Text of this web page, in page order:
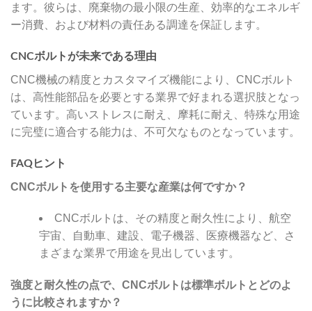
ます。彼らは、廃棄物の最小限の生産、効率的なエネルギ
ー消費、および材料の責任ある調達を保証します。
CNCボルトが未来である理由
CNC機械の精度とカスタマイズ機能により、CNCボルト
は、高性能部品を必要とする業界で好まれる選択肢となっ
ています。高いストレスに耐え、摩耗に耐え、特殊な用途
に完璧に適合する能力は、不可欠なものとなっています。
FAQヒント
CNCボルトを使用する主要な産業は何ですか？
CNCボルトは、その精度と耐久性により、航空
宇宙、自動車、建設、電子機器、医療機器など、さ
まざまな業界で用途を見出しています。
強度と耐久性の点で、CNCボルトは標準ボルトとどのよ
うに比較されますか？